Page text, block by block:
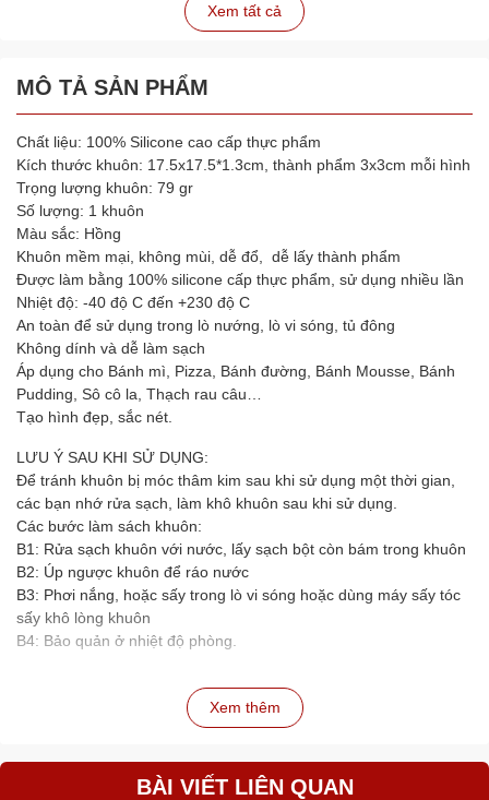
Xem tất cả
MÔ TẢ SẢN PHẨM
Chất liệu: 100% Silicone cao cấp thực phẩm
Kích thước khuôn: 17.5x17.5*1.3cm, thành phẩm 3x3cm mỗi hình
Trọng lượng khuôn: 79 gr
Số lượng: 1 khuôn
Màu sắc: Hồng
Khuôn mềm mại, không mùi, dễ đổ, dễ lấy thành phẩm
Được làm bằng 100% silicone cấp thực phẩm, sử dụng nhiều lần
Nhiệt độ: -40 độ C đến +230 độ C
An toàn để sử dụng trong lò nướng, lò vi sóng, tủ đông
Không dính và dễ làm sạch
Áp dụng cho Bánh mì, Pizza, Bánh đường, Bánh Mousse, Bánh
Pudding, Sô cô la, Thạch rau câu…
Tạo hình đẹp, sắc nét.
LƯU Ý SAU KHI SỬ DỤNG:
Để tránh khuôn bị móc thâm kim sau khi sử dụng một thời gian,
các bạn nhớ rửa sạch, làm khô khuôn sau khi sử dụng.
Các bước làm sách khuôn:
B1: Rửa sạch khuôn với nước, lấy sạch bột còn bám trong khuôn
B2: Úp ngược khuôn để ráo nước
B3: Phơi nắng, hoặc sấy trong lò vi sóng hoặc dùng máy sấy tóc
sấy khô lòng khuôn
B4: Bảo quản ở nhiệt độ phòng.
Xem thêm
BÀI VIẾT LIÊN QUAN